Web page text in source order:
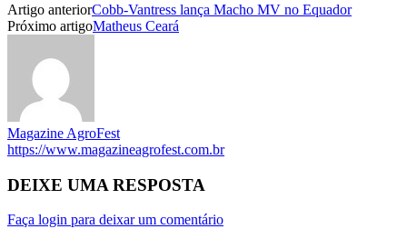
Artigo anteriorCobb-Vantress lança Macho MV no Equador
Próximo artigoMatheus Ceará
Magazine AgroFest
https://www.magazineagrofest.com.br
DEIXE UMA RESPOSTA
Faça login para deixar um comentário